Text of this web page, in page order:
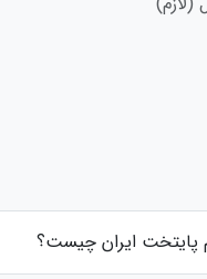
پایتخت ایران چیست؟